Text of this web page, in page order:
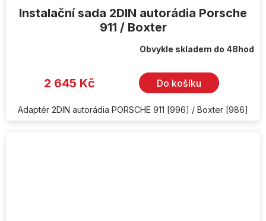
Instalační sada 2DIN autorádia Porsche
911 / Boxter
Obvykle skladem do 48hod
2 645 Kč Do košíku
Adaptér 2DIN autorádia PORSCHE 911 [996] / Boxter [986]